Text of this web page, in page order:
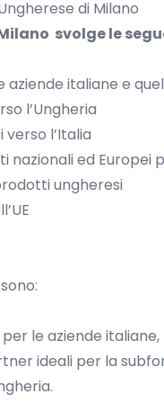
di Milano
svolge le
italiane e
l’Ungheria
l’Italia
nazionali ed Europei
ungheresi
le aziende
ideali per la